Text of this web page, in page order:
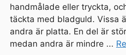
handmålade eller tryckta,
täckta med bladguld. Vissa
andra är platta. En del är
medan andra är mindre ...